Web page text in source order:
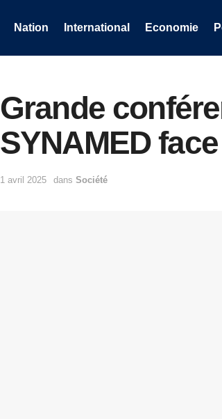
Nation International Economie
Grande
SYNAMED
1 avril 2025 dans Société